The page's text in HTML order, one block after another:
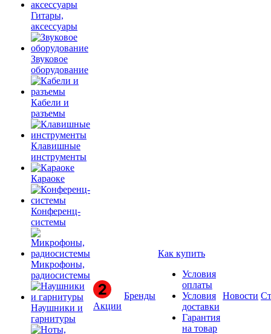
Гитары,
аксессуары
Звуковое
оборудование
Кабели и
разъемы
Клавишные
инструменты
Караоке
Конференц-
системы
Микрофоны,
радиосистемы
Наушники и
гарнитуры
Акции
Бренды
Как купить
Условия
оплаты
Условия
доставки
Гарантия
на товар
Новости